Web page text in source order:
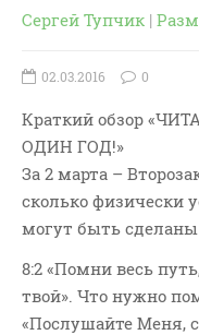
ГЛАВНАЯ
СЛОВО-ВИДЕО
Сергей Тупчик |
02.03.2016 0
Краткий обзор
ОДИН ГОД!»
За 2 марта –
сколько физически
могут быть сделаны
8:2 «Помни весь
твой». Что нужно
«Послушайте Меня,